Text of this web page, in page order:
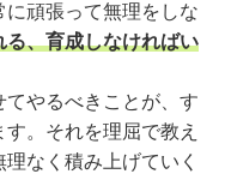
頑張って無理をしな
る、育成しなければい
やるべきことが、す
。それを理屈で教え
なく積み上げていく